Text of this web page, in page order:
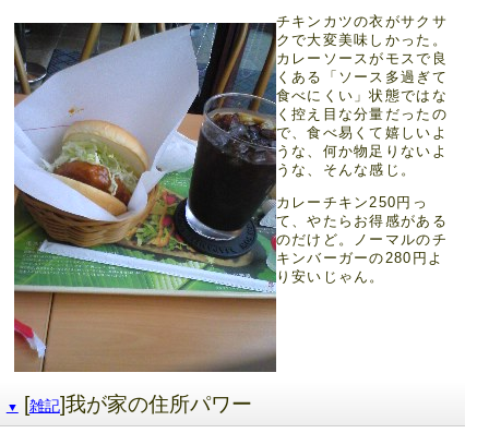
チキンカツの衣がサクサ
クで大変美味しかった。
カレーソースがモスで良
くある「ソース多過ぎて
食べにくい」状態ではな
く控え目な分量だったの
で、食べ易くて嬉しいよ
うな、何か物足りないよ
うな、そんな感じ。
カレーチキン250円っ
て、やたらお得感がある
のだけど。ノーマルのチ
キンバーガーの280円よ
り安いじゃん。
▼ [雑記]我が家の住所パワー